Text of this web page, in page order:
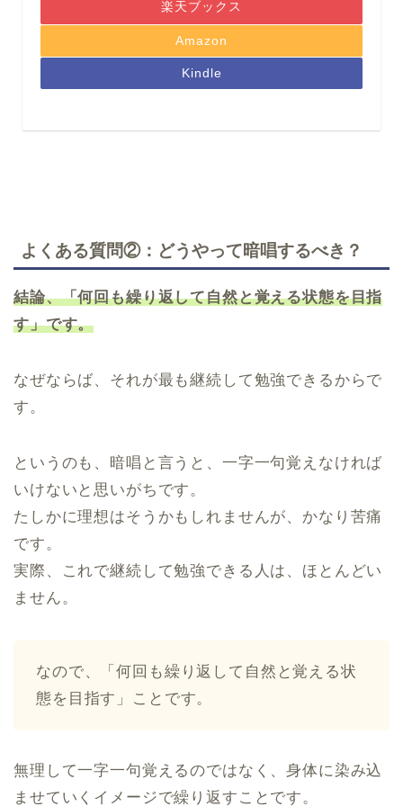
楽天ブックス
Amazon
Kindle
よくある質問②：どうやって暗唱するべき？
結論、「何回も繰り返して自然と覚える状態を目指
す」です。
なぜならば、それが最も継続して勉強できるからで
す。
というのも、暗唱と言うと、一字一句覚えなければ
いけないと思いがちです。
たしかに理想はそうかもしれませんが、かなり苦痛
です。
実際、これで継続して勉強できる人は、ほとんどい
ません。
なので、「何回も繰り返して自然と覚える状
態を目指す」ことです。
無理して一字一句覚えるのではなく、身体に染み込
ませていくイメージで繰り返すことです。